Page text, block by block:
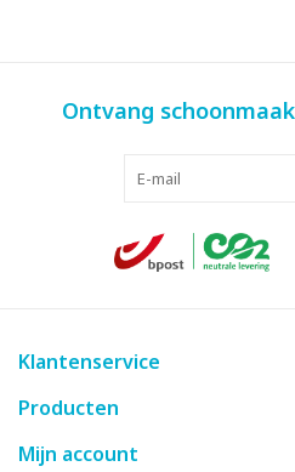
Ontvang
Klantenservice
Producten
Mijn account